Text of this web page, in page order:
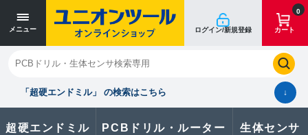
メニュー ログイン/新規登録
0
カート
「超硬エンドミル」 の検索はこちら ↓
超硬エンドミル PCBドリル・ルーター 生体センサ
閉じる
お気に入り クイックオーダー 購入履歴
寸法単位 [mm]
寸法単位 [mm]